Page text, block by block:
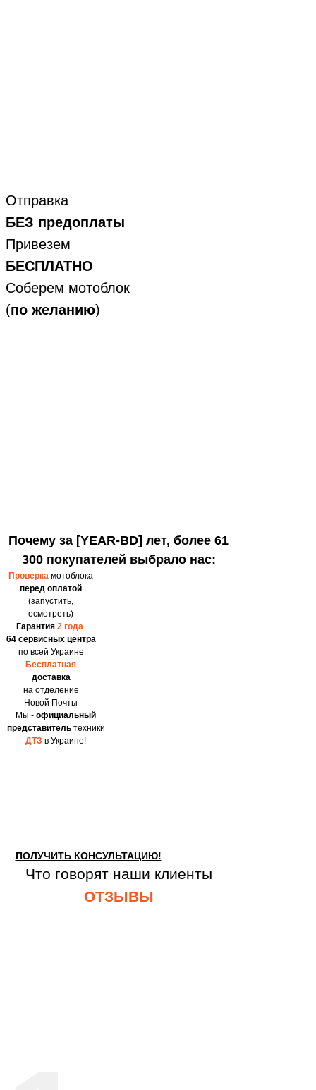
Отправка
БЕЗ предоплаты
Привезем
БЕСПЛАТНО
Соберем мотоблок
(по желанию)
Почему за [YEAR-BD] лет, более 61
300 покупателей выбрало нас:
Проверка мотоблока
перед оплатой
(запустить,
осмотреть)
Гарантия 2 года.
64 сервисных центра
по всей Украине
Бесплатная
доставка
на отделение
Новой Почты
Мы - официальный
представительтехники
ДТЗ в Украине!
ПОЛУЧИТЬ КОНСУЛЬТАЦИЮ!
Что говорят наши клиенты
ОТЗЫВЫ